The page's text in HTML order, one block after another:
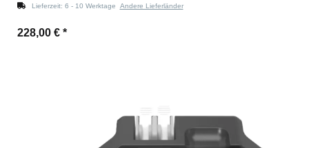
Lieferzeit: 6 - 10 Werktage Andere Lieferländer
228,00 € *